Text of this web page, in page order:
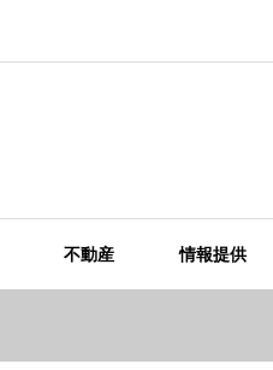
不動産 情報提供